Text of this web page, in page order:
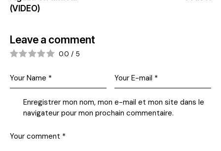
(VIDEO)
Leave a comment
0.0 / 5
Enregistrer mon nom, mon e-mail et mon site dans le
navigateur pour mon prochain commentaire.